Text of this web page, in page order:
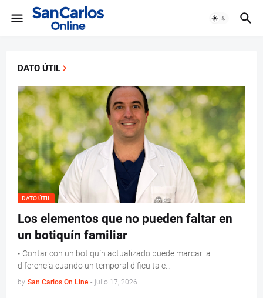
DATO ÚTIL
DATO ÚTIL
Los elementos que no pueden faltar en
un botiquín familiar
• Contar con un botiquín actualizado puede marcar la
diferencia cuando un temporal dificulta e…
by San Carlos On Line - julio 17, 2026